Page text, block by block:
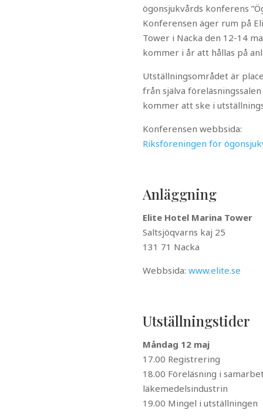
ögonsjukvårds konferens
Konferensen äger rum på
Tower i Nacka den 12-14
kommer i år att hållas på
Utställningsområdet är
från själva
kommer att ske i
Konferensen webbsida:
Riksföreningen för
Anläggning
Elite Hotel Marina Tower
Saltsjöqvarns kaj 25
131 71 Nacka
Webbsida: www.elite.se
Utställningstider
Måndag 12 maj
17.00 Registrering
18.00 Föreläsning i
läkemedelsindustrin
19.00 Mingel i utställningen